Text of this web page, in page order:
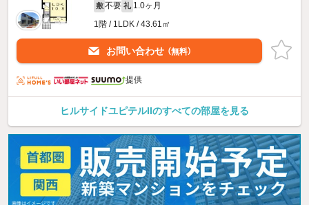
敷 不要 礼 1.0ヶ月
1階 / 1LDK / 43.61㎡
お問い合わせ （無料）
提供
ヒルサイドユピテルIIのすべての部屋を見る